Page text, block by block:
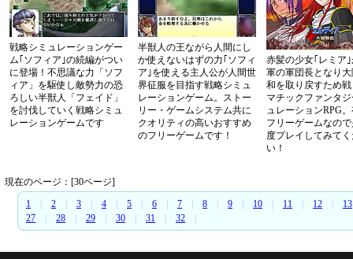
戦略シミュレーションゲー
ム｢ソフィア｣の続編がつい
に登場！不思議な力「ソフ
ィア」を駆使し敵勢力の恐
ろしい半獣人「フェイド」
を討伐していく戦略シミュ
レーションゲームです
半獣人の王ながら人間にし
か使えないはずの力｢ソフィ
ア｣を使える主人公が人間世
界征服を目指す戦略シミュ
レーションゲーム。ストー
リー・ゲームシステム共に
クオリティの高いおすすめ
のフリーゲームです！
赤髪の少女｢レミア
軍の軍団長となり
和を取り戻すため
マチックファンタ
ュレーションRPG
フリーゲームなの
度プレイしてみて
い！
現在のページ：[30ページ]
1
2 3 4 5 6 7 8 9 10 11 12 13
27
28 29 30 31 32